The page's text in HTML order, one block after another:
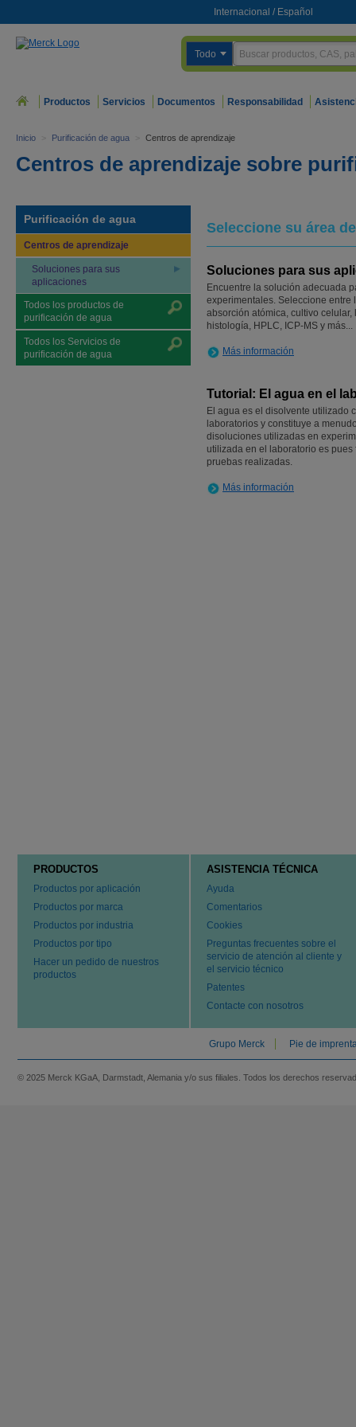
Internacional / Español
Todo
Productos Servicios Documentos Responsabilidad
Inicio > Purificación de agua > Centros de aprendizaje
Centros de aprendizaje sobre
Purificación de agua
Centros de aprendizaje
Soluciones para sus
aplicaciones
Todos los productos de
purificación de agua
Todos los Servicios de
purificación de agua
Seleccione su área
Soluciones para sus
Encuentre la solución adecuada
experimentales. Seleccione entre
absorción atómica, cultivo
histología, HPLC, ICP-MS y más...
Más información
Tutorial: El agua en el
El agua es el disolvente utilizado
laboratorios y constituye a
disoluciones utilizadas en
utilizada en el laboratorio es
pruebas realizadas.
Más información
PRODUCTOS
Productos por aplicación
Productos por marca
Productos por industria
Productos por tipo
Hacer un pedido de nuestros
productos
ASISTENCIA TÉCNICA
Ayuda
Comentarios
Cookies
Preguntas frecuentes sobre el
servicio de atención al cliente y
el servicio técnico
Patentes
Contacte con nosotros
Grupo Merck Pie de
© 2025 Merck KGaA, Darmstadt, Alemania y/o sus filiales. Todos los derechos